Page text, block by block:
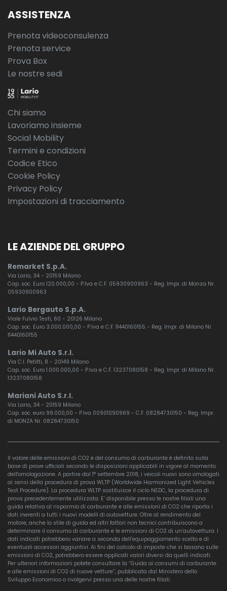
ASSISTENZA
Prenota videoconsulenza
Prenota service
Prova Box
Le nostre sedi
Chi siamo
Lavoriamo insieme
Social Mobility
Termini e condizioni
Codice Etico
Cookie Policy
Privacy Policy
Impostazioni di tracciamento
LE AZIENDE DEL GRUPPO
Remarket S.p.A.
Via Lario, 34 - 20159 Milano
Cap. soc. Euro 120.000,00 - P.Iva e C.F. 05930900963 - Reg. Impr. di Monza Nr.
05930900963
Lario Bergauto S.p.A.
Viale Fulvio Testi, 60 - 20126 Milano
Cap. soc. Euro 3.000.000,00 - P.Iva e C.F. 11440160155 - Reg. Impr. di Milano Nr.
11440160155
Lario Mi Auto S.r.l.
Via C.I. Petitti, 8 - 20149 Milano
Cap. soc. Euro 1.000.000,00 - P.Iva e C.F. 13237080158 - Reg. Impr. di Milano Nr.
13237080158
Mariani Auto S.r.l.
Via Lario, 34 - 20159 Milano
Cap. soc. euro 99.000,00 - P.Iva 00901090969 - C.F. 08284730150 - Reg. Impr.
di MONZA Nr. 08284730150
Il valore delle emissioni di CO2 e del consumo di carburante è definito sulla
base di prove ufficiali secondo le disposizioni applicabili in vigore al momento
dell'omologazione. A partire dal 1° settembre 2018, i veicoli nuovi sono omologati
ai sensi della procedura di prova WLTP (Worldwide Harmonized Light Vehicles
Test Procedure). La procedura WLTP sostituisce il ciclo NEDC, la procedura di
prova precedentemente utilizzata. E’ disponibile presso le nostre filiali una
guida relativa al risparmio di carburante e alle emissioni di CO2 che riporta i
dati inerenti a tutti i nuovi modelli di autovetture. Oltre al rendimento del
motore, anche lo stile di guida ed altri fattori non tecnici contribuiscono a
determinare il consumo di carburante e le emissioni di CO2 di un’autovettura. I
dati indicati potrebbero variare a seconda dell’equipaggiamento scelto e di
eventuali accessori aggiuntivi. Ai fini del calcolo di imposte che si basano sulle
emissioni di CO2, potrebbero essere applicati valori diversi da quelli indicati.
Per ulteriori informazioni potete consultare la “Guida ai consumi di carburante
e alle emissioni di CO2 di nuove vetture”, pubblicata dal Ministero dello
Sviluppo Economico o rivolgervi presso una delle nostre filiali.